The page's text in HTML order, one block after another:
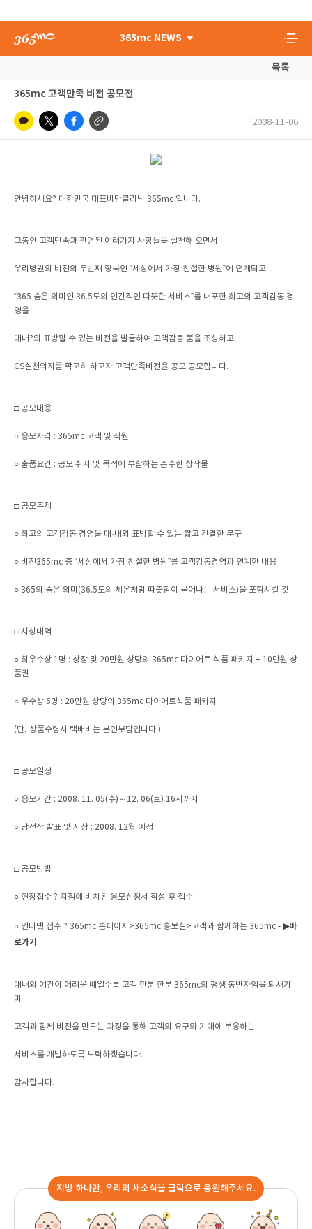
365mc NEWS
목록
365mc 고객만족 비전 공모전
2008-11-06
안녕하세요? 대한민국 대표비만클리닉 365mc 입니다.
그동안 고객만족과 관련된 여러가지 사항들을 실천해 오면서
우리병원의 비전의 두번째 항목인 “세상에서 가장 친절한 병원”에 연계되고
“365 숨은 의미인 36.5도의 인간적인 따뜻한 서비스”를 내포한 최고의 고객감동 경
영을
대내?외 표방할 수 있는 비전을 발굴하여 고객감동 붐을 조성하고
CS실천의지를 확고히 하고자 고객만족비전을 공모 공모합니다.
□ 공모내용
○ 응모자격 : 365mc 고객 및 직원
○ 출품요건 : 공모 취지 및 목적에 부합하는 순수한 창작물
□ 공모주제
○ 최고의 고객감동 경영을 대·내외 표방할 수 있는 짧고 간결한 문구
○ 비전365mc 중 “세상에서 가장 친절한 병원”를 고객감동경영과 연계한 내용
○ 365의 숨은 의미(36.5도의 체온처럼 따뜻함이 묻어나는 서비스)을 포함시킬 것
□ 시상내역
○ 최우수상 1명 : 상장 및 20만원 상당의 365mc 다이어트 식품 패키지 + 10만원 상
품권
○ 우수상 5명 : 20만원 상당의 365mc 다이어트식품 패키지
(단, 상품수령시 택배비는 본인부담입니다.)
□ 공모일정
○ 응모기간 : 2008. 11. 05(수)～12. 06(토) 16시까지
○ 당선작 발표 및 시상 : 2008. 12월 예정
□ 공모방법
○ 현장접수 ? 지점에 비치된 응모신청서 작성 후 접수
○ 인터넷 접수 ? 365mc 홈페이지>365mc 홍보실>고객과 함께하는 365mc - ▶바
로가기
대내외 여건이 어려운 때일수록 고객 한분 한분 365mc의 평생 동반자임을 되새기
며
고객과 함께 비전을 만드는 과정을 통해 고객의 요구와 기대에 부응하는
서비스를 개발하도록 노력하겠습니다.
감사합니다.
지방 하나만, 우리의 새소식을 클릭으로 응원해주세요.